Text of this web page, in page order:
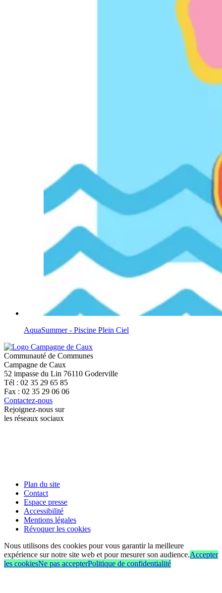
AquaSummer - Piscine Plein Ciel
Communauté de Communes
Campagne de Caux
52 impasse du Lin 76110 Goderville
Tél : 02 35 29 65 85
Fax : 02 35 29 06 06
Contactez-nous
Rejoignez-nous sur
les réseaux sociaux
Plan du site
Contact
Espace presse
Accessibilité
Mentions légales
Révoquer les cookies
Nous utilisons des cookies pour vous garantir la meilleure
expérience sur notre site web et pour mesurer son audience.Accepter
les cookiesNe pas accepterPolitique de confidentialité